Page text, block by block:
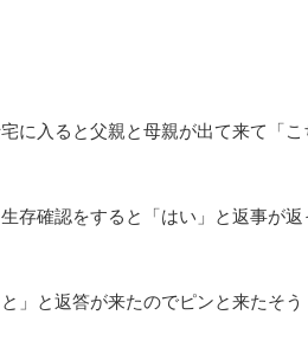
に入ると父親と母親が出て来て「こ
存確認をすると「はい」と返事が返
」と返答が来たのでピンと来たそう